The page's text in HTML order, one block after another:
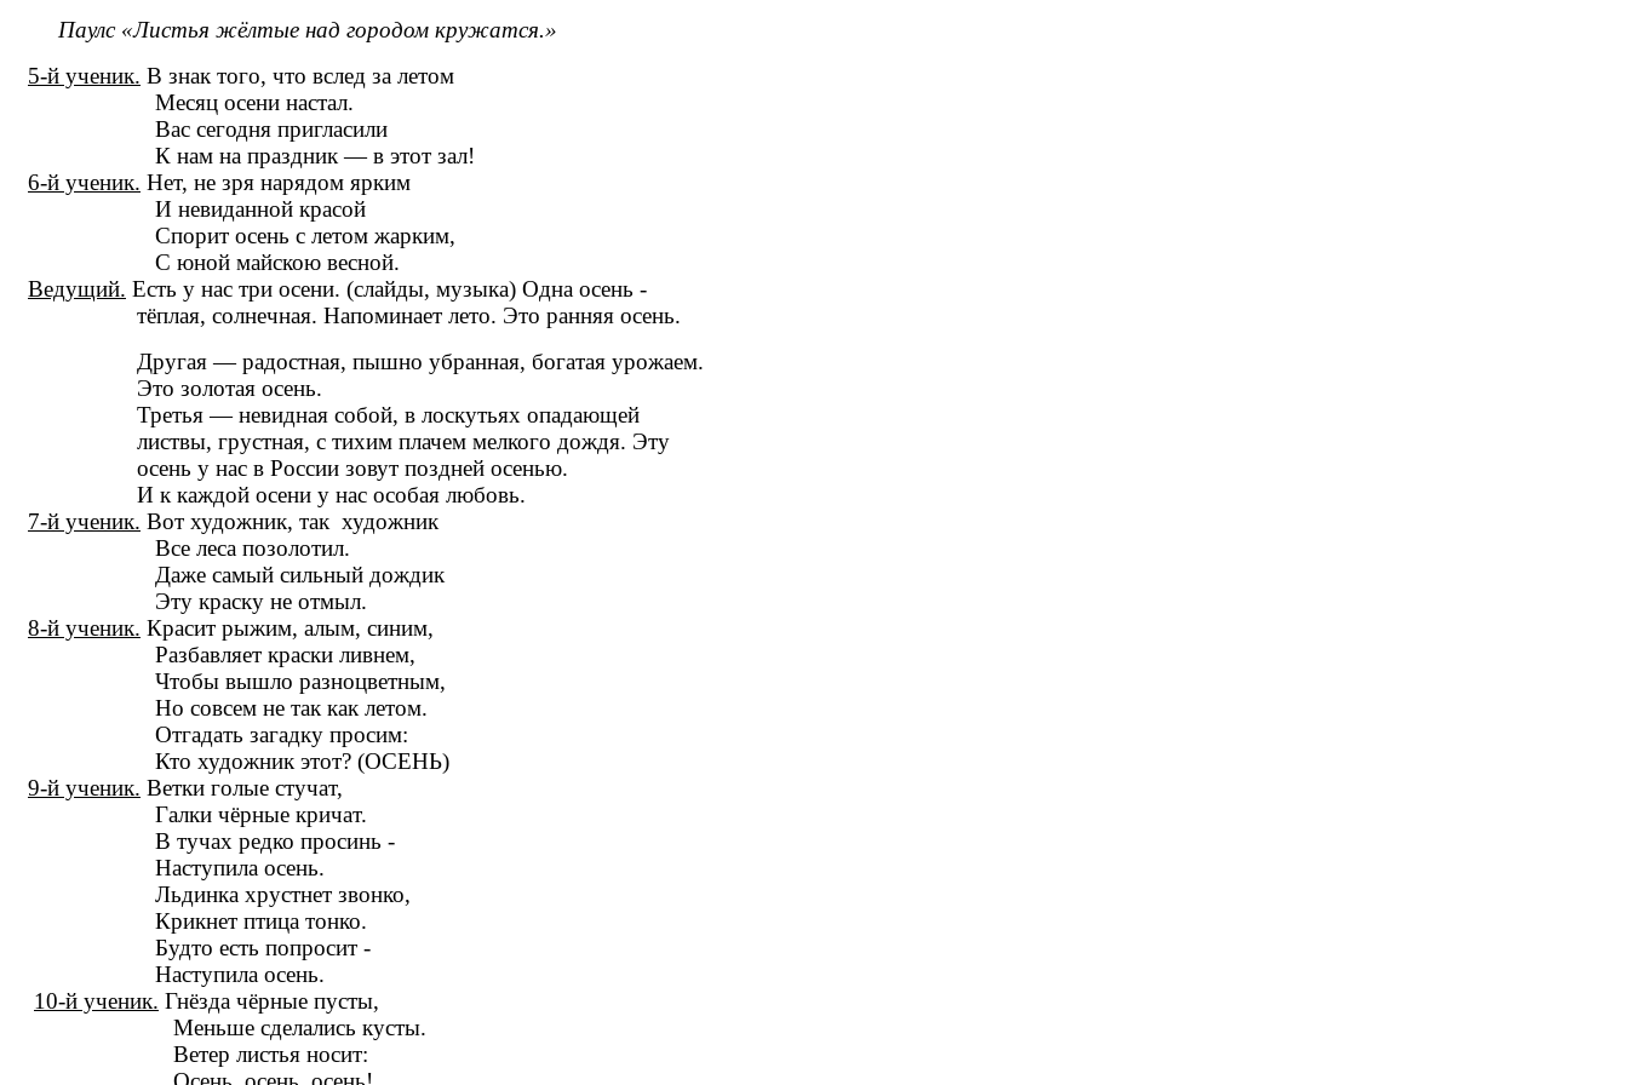
Паулс «Листья жёлтые над городом кружатся.»
5-й ученик. В знак того, что вслед за летом
Месяц осени настал.
Вас сегодня пригласили
К нам на праздник — в этот зал!
6-й ученик. Нет, не зря нарядом ярким
И невиданной красой
Спорит осень с летом жарким,
С юной майскою весной.
Ведущий. Есть у нас три осени. (слайды, музыка) Одна осень -
тёплая, солнечная. Напоминает лето. Это ранняя осень.
Другая — радостная, пышно убранная, богатая урожаем.
Это золотая осень.
Третья — невидная собой, в лоскутьях опадающей
листвы, грустная, с тихим плачем мелкого дождя. Эту
осень у нас в России зовут поздней осенью.
И к каждой осени у нас особая любовь.
7-й ученик. Вот художник, так художник
Все леса позолотил.
Даже самый сильный дождик
Эту краску не отмыл.
8-й ученик. Красит рыжим, алым, синим,
Разбавляет краски ливнем,
Чтобы вышло разноцветным,
Но совсем не так как летом.
Отгадать загадку просим:
Кто художник этот? (ОСЕНЬ)
9-й ученик. Ветки голые стучат,
Галки чёрные кричат.
В тучах редко просинь -
Наступила осень.
Льдинка хрустнет звонко,
Крикнет птица тонко.
Будто есть попросит -
Наступила осень.
10-й ученик. Гнёзда чёрные пусты,
Меньше сделались кусты.
Ветер листья носит: